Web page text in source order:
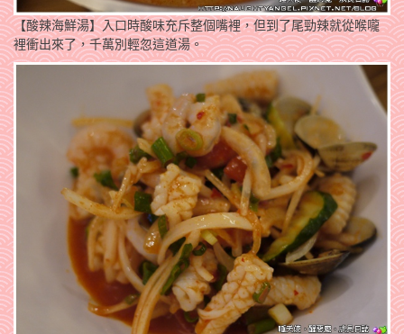
【酸辣海鮮湯】入口時酸味充斥整個嘴裡，但到了尾勁辣就從喉嚨
裡衝出來了，千萬別輕忽這道湯。